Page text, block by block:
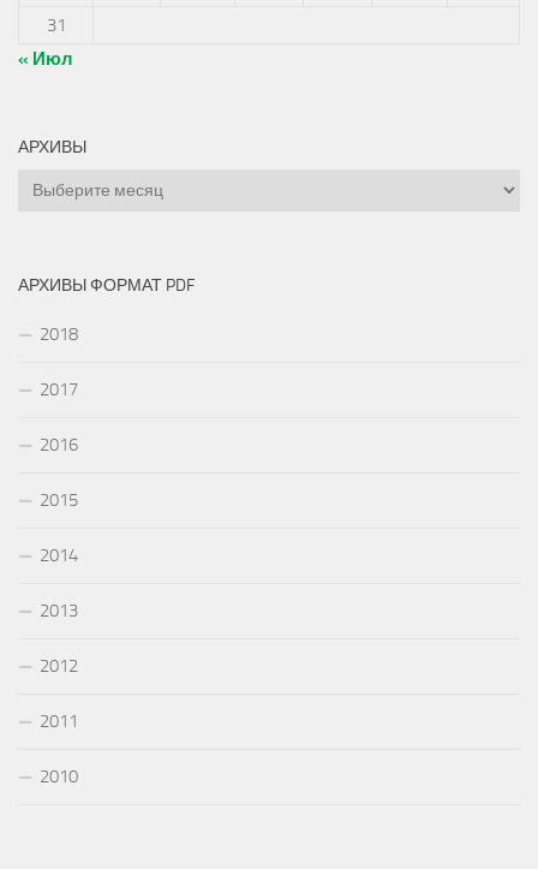
31
« Июл
АРХИВЫ
Архивы
АРХИВЫ ФОРМАТ PDF
2018
2017
2016
2015
2014
2013
2012
2011
2010